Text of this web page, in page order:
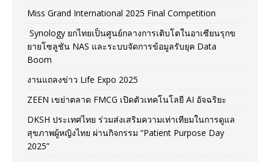
Miss Grand International 2025 Final Competition
Synology ยกไทยเป็นศูนย์กลางการเติบโตในอาเซียนรุกข
ยายโซลูชัน NAS และระบบจัดการข้อมูลรับยุค Data
Boom
งานแถลงข่าว Life Expo 2025
ZEEN เขย่าตลาด FMCG เปิดตัวเทคโนโลยี AI อัจฉริยะ
DKSH ประเทศไทย ร่วมส่งเสริมความเท่าเทียมในการดูแล
สุขภาพผู้หญิงไทย ผ่านกิจกรรม “Patient Purpose Day
2025”